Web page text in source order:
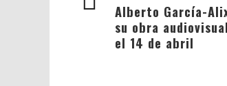
Alberto García-
su obra
el 14 de abril